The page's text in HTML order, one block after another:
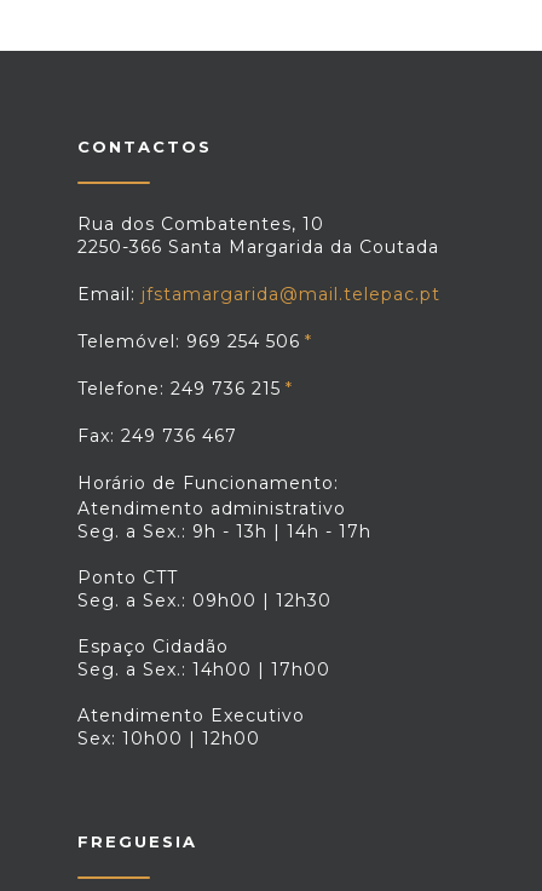
CONTACTOS
Rua dos Combatentes, 10
2250-366 Santa Margarida da Coutada
Email: jfstamargarida@mail.telepac.pt
Telemóvel: 969 254 506
Telefone: 249 736 215
Fax: 249 736 467
Horário de Funcionamento:
Atendimento administrativo
Seg. a Sex.: 9h - 13h | 14h - 17h
Ponto CTT
Seg. a Sex.: 09h00 | 12h30
Espaço Cidadão
Seg. a Sex.: 14h00 | 17h00
Atendimento Executivo
Sex: 10h00 | 12h00
FREGUESIA